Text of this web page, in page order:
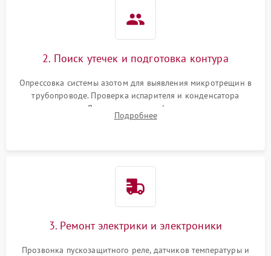
2. Поиск утечек и подготовка контура
Опрессовка системы азотом для выявления микротрещин в
трубопроводе. Проверка испарителя и конденсатора
течеискателем. Демонтаж старого фильтра-осушителя и
продувка капиллярной трубки для устранения засоров.
Подробнее
3. Ремонт электрики и электроники
Прозвонка пускозащитного реле, датчиков температуры и